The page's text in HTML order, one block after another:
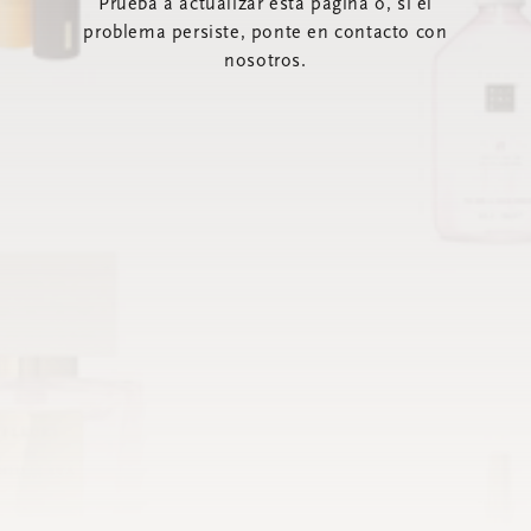
Prueba a actualizar esta página o, si el
problema persiste, ponte en contacto con
nosotros.